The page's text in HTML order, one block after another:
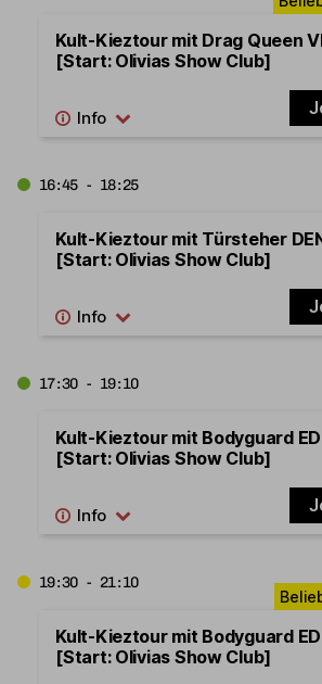
Kult-Kieztour mit Drag Queen
[Start: Olivias Show Club]
16:45 - 18:25
Kult-Kieztour mit Türsteher
[Start: Olivias Show Club]
17:30 - 19:10
Kult-Kieztour mit Bodyguard
[Start: Olivias Show Club]
19:30 - 21:10
Kult-Kieztour mit Bodyguard
[Start: Olivias Show Club]